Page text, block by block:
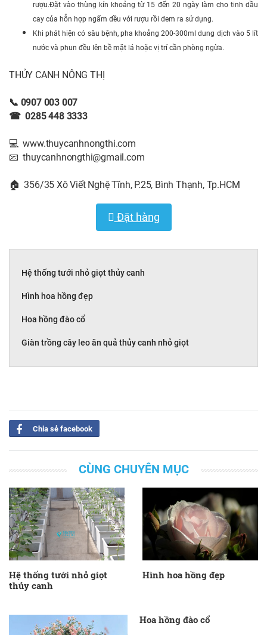
rượu.Đặt vào thùng kín khoảng từ 15 đến 20 ngày làm cho tinh dầu
cay của hỗn hợp ngấm đều với rượu rồi đem ra sử dụng.
Khi phát hiện có sâu bệnh, pha khoảng 200-300ml dung dịch vào 5 lít
nước và phun đều lên bề mặt lá hoặc vị trí cần phòng ngừa.
THỦY CANH NÔNG THỊ
📞 0907 003 007
☎ 0285 448 3333
💻 www.thuycanhnongthi.com
📧 thuycanhnongthi@gmail.com
🏠 356/35 Xô Viết Nghệ Tĩnh, P.25, Bình Thạnh, Tp.HCM
Đặt hàng
Hệ thống tưới nhỏ giọt thủy canh
Hình hoa hồng đẹp
Hoa hồng đào cổ
Giàn trồng cây leo ăn quả thủy canh nhỏ giọt
Chia sẻ facebook
CÙNG CHUYÊN MỤC
Hệ thống tưới nhỏ giọt
thủy canh
Hình hoa hồng đẹp
Hoa hồng đào cổ